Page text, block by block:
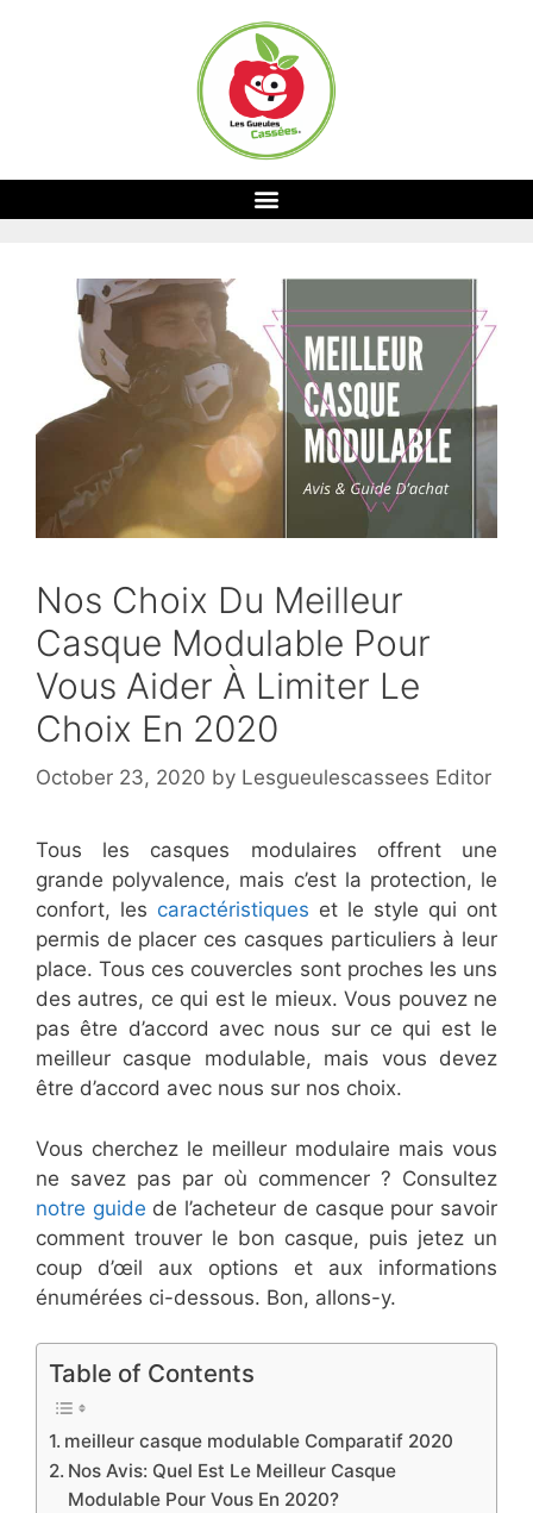
Nos Choix Du Meilleur
Casque Modulable Pour
Vous Aider À Limiter Le
Choix En 2020
October 23, 2020 by Lesgueulescassees Editor
Tous les casques modulaires offrent une
grande polyvalence, mais c’est la protection, le
confort, les caractéristiques et le style qui ont
permis de placer ces casques particuliers à leur
place. Tous ces couvercles sont proches les uns
des autres, ce qui est le mieux. Vous pouvez ne
pas être d’accord avec nous sur ce qui est le
meilleur casque modulable, mais vous devez
être d’accord avec nous sur nos choix.
Vous cherchez le meilleur modulaire mais vous
ne savez pas par où commencer ? Consultez
notre guide de l’acheteur de casque pour savoir
comment trouver le bon casque, puis jetez un
coup d’œil aux options et aux informations
énumérées ci-dessous. Bon, allons-y.
Table of Contents
​meilleur casque modulable Comparatif 2020
​Nos Avis: Quel Est Le Meilleur Casque
Modulable Pour Vous En 2020?